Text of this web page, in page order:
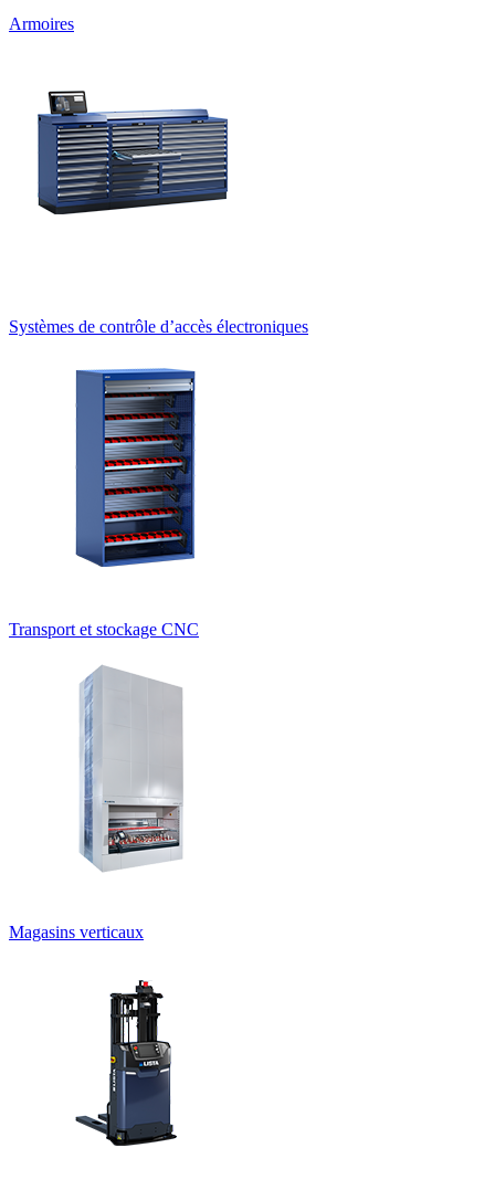
Armoires
Systèmes de contrôle d’accès électroniques
Transport et stockage CNC
Magasins verticaux